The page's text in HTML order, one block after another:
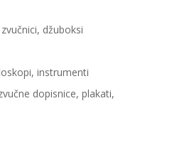
džuboksi
instrumenti
dopisnice, plakati,